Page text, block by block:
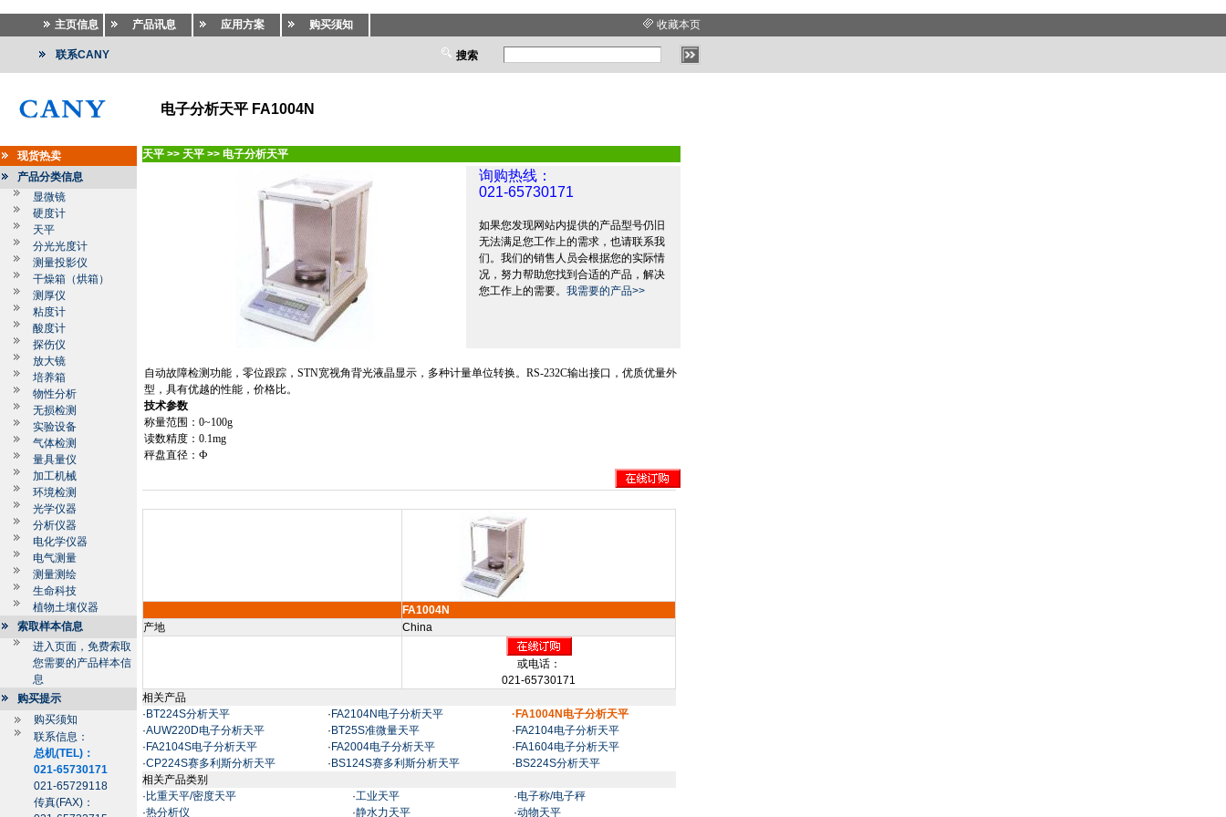
主页信息 产品讯息 应用方案 购买须知 收藏本页
联系CANY 搜索
电子分析天平 FA1004N
现货热卖
产品分类信息
显微镜
硬度计
天平
分光光度计
测量投影仪
干燥箱（烘箱）
测厚仪
粘度计
酸度计
探伤仪
放大镜
培养箱
物性分析
无损检测
实验设备
气体检测
量具量仪
加工机械
环境检测
光学仪器
分析仪器
电化学仪器
电气测量
测量测绘
生命科技
植物土壤仪器
索取样本信息
进入页面，免费索取
您需要的产品样本信
息
购买提示
购买须知
联系信息：
总机(TEL)：
021-65730171
021-65729118
传真(FAX)：
天平 >> 天平 >> 电子分析天平
询购热线：
021-65730171
如果您发现网站内提供的产品型号仍旧
无法满足您工作上的需求，也请联系我
们。我们的销售人员会根据您的实际情
况，努力帮助您找到合适的产品，解决
您工作上的需要。 我需要的产品>>
自动故障检测功能，零位跟踪， STN宽视角背光液晶显示，多种计量单位转换。 RS-232C输出接口，优质优量外
型，具有优越的性能，价格比。
技术参数
称量范围： 0~100g
读数精度： 0.1mg
秤盘直径：Ф
FA1004N
产地
China
或电话：
021-65730171
相关产品
· BT224S分析天平 · FA2104N电子分析天平
·FA1004N电子分析天平
·AUW220D电子分析天平 · BT25S准微量天平 · FA2104电子分析天平
· FA2104S电子分析天平 · FA2004电子分析天平 · FA1604电子分析天平
·CP224S赛多利斯分析天平 · BS124S赛多利斯分析天平 · BS224S分析天平
相关产品类别
· 比重天平/密度天平 ·工业天平 ·电子称/电子秤
·热分析仪 ·静水力天平 ·动物天平